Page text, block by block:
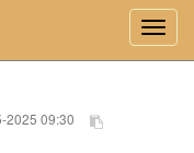
2025 09:30